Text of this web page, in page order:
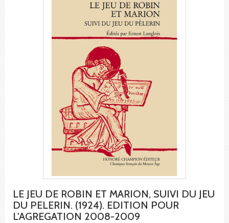
LE JEU DE ROBIN ET MARION, SUIVI DU JEU
DU PELERIN. (1924). EDITION POUR
L'AGREGATION 2008-2009